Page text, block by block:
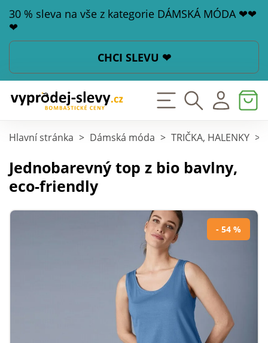
30 % sleva na vše z kategorie DÁMSKÁ MÓDA ❤❤
❤
CHCI SLEVU ❤
Hlavní stránka > Dámská móda > TRIČKA, HALENKY >
Jednobarevný top z bio bavlny,
eco-friendly
- 54 %